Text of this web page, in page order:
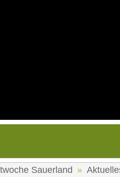
Sauerland